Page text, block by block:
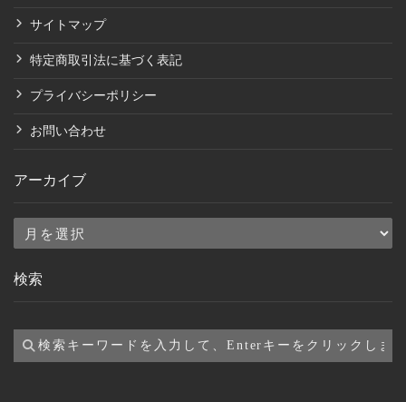
サイトマップ
特定商取引法に基づく表記
プライバシーポリシー
お問い合わせ
アーカイブ
ア
カ
ブ
検索